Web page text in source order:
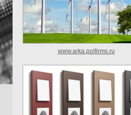
www.arka.polfirms.ru